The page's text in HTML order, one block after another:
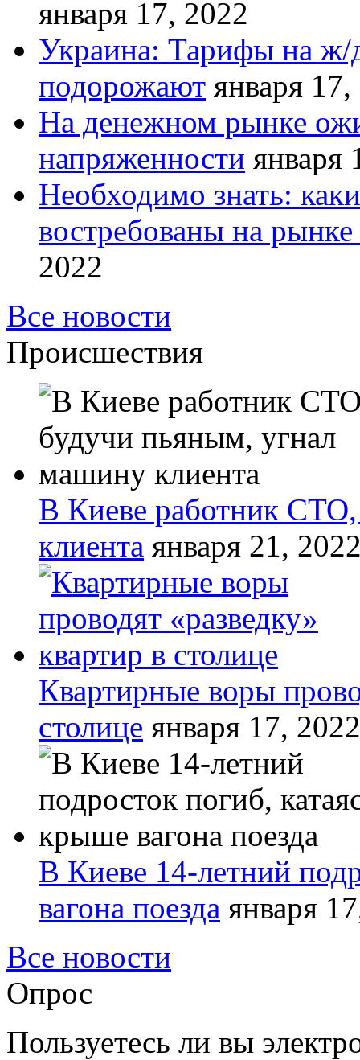
января 17, 2022
Украина: Тарифы на ж/
подорожают января
На денежном рынке
напряженности января
Необходимо знать:
востребованы на
2022
Все новости
Происшествия
В Киеве работник
клиента января 21,
Квартирные воры
столице января 17, 2022
В Киеве 14-летний
вагона поезда января
Все новости
Опрос
Пользуетесь ли вы